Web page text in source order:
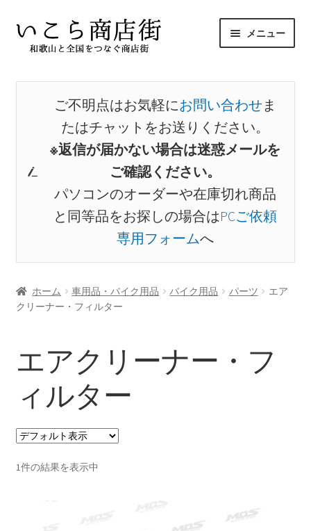
ナ
コ
メニュー
ブ
メ
ー
展
商品から探す
出店者から探す
サ
ブ
ニ
ュ
ー
展
お気に入り
マイアカウント
ご不明点はお気軽にお問い合わせま
たはチャットをお送りください。
※返信が届かない場合は迷惑メールを
ご確認ください。
パソコンのオーダーや在庫切れ商品
と同等品をお探しの場合はPCご依頼
専用フォームへ
ホーム 車用品・バイク用品 バイク用品 パーツ
エア
クリーナー・フィルター
エアクリーナー・フ
ィルター
1件の結果を表示中